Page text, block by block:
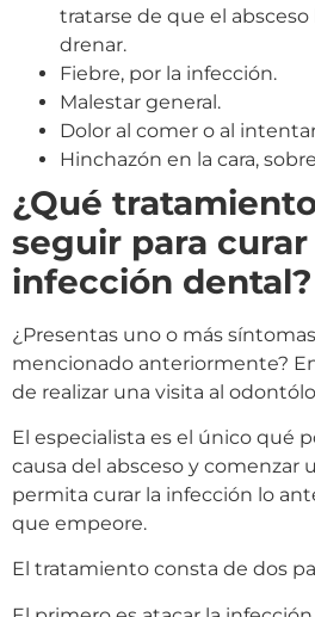
tratarse de que el
drenar.
Fiebre, por la infección.
Malestar general.
Dolor al comer o al
Hinchazón en la cara,
¿Qué
seguir para curar
infección dental?
¿Presentas uno o más
mencionado anteriormente?
de realizar una visita al
El especialista es el único qué
causa del absceso y comenzar
permita curar la infección lo
que empeore.
El tratamiento consta de dos